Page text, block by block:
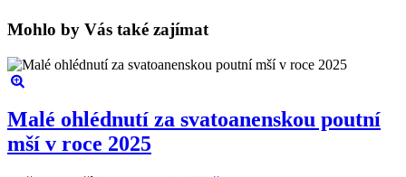
Mohlo by Vás také zajímat
Malé ohlédnutí za svatoanenskou poutní
mší v roce 2025